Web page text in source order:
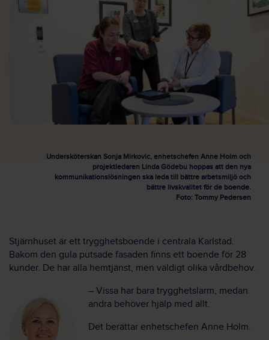
Undersköterskan Sonja Mirkovic, enhetschefen Anne Holm och
projektledaren Linda Gödebu hoppas att den nya
kommunikationslösningen ska leda till bättre arbetsmiljö och
bättre livskvalitet för de boende.
Foto: Tommy Pedersen
Stjärnhuset är ett trygghetsboende i centrala Karlstad.
Bakom den gula putsade fasaden finns ett boende för 28
kunder. De har alla hemtjänst, men väldigt olika vårdbehov.
– Vissa har bara trygghetslarm, medan
andra behöver hjälp med allt.
Det berättar enhetschefen Anne Holm.